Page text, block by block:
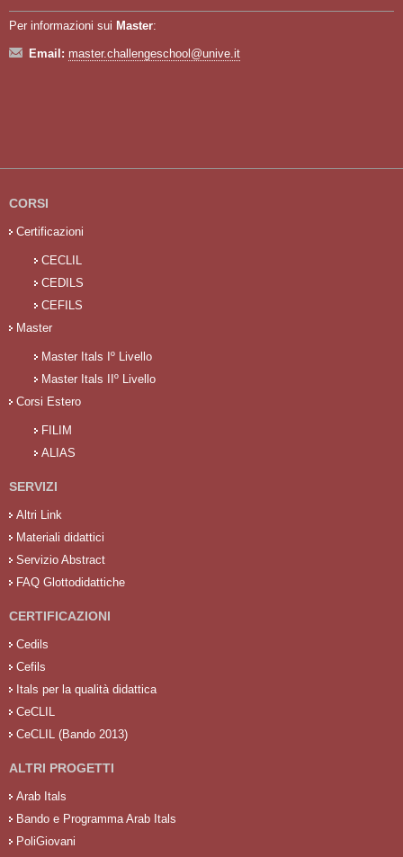
Per informazioni sui Master:
Email: master.challengeschool@unive.it
CORSI
Certificazioni
CECLIL
CEDILS
CEFILS
Master
Master Itals Iº Livello
Master Itals IIº Livello
Corsi Estero
FILIM
ALIAS
SERVIZI
Altri Link
Materiali didattici
Servizio Abstract
FAQ Glottodidattiche
CERTIFICAZIONI
Cedils
Cefils
Itals per la qualità didattica
CeCLIL
CeCLIL (Bando 2013)
ALTRI PROGETTI
Arab Itals
Bando e Programma Arab Itals
PoliGiovani